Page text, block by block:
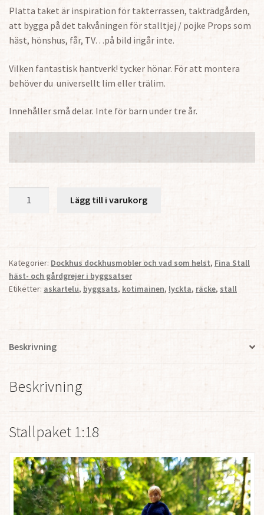
Platta taket är inspiration för takterrassen, takträdgården,
att bygga på det takvåningen för stalltjej / pojke Props som
häst, hönshus, får, TV…på bild ingår inte.
Vilken fantastisk hantverk! tycker hönar. För att montera
behöver du universellt lim eller trälim.
Innehåller små delar. Inte för barn under tre år.
och
räcke
Lägg till i varukorg
Kategorier: Dockhus dockhusmobler och vad som helst, Fina Stall
häst- och gårdgrejer i byggsatser
Etiketter: askartelu, byggsats, kotimainen, lyckta, räcke, stall
Beskrivning
Beskrivning
Stallpaket 1:18